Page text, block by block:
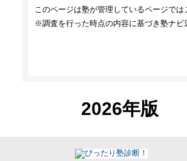
このページは塾が管理しているページで
※調査を行った時点の内容に基づき塾ナビ
2026年版